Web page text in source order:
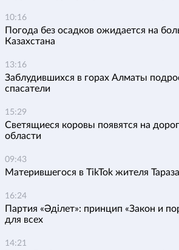
10:16
Погода без осадков ожидается на
Казахстана
13:16
Заблудившихся в горах Алматы
спасатели
15:29
Светящиеся коровы появятся на
области
09:43
Матерившегося в TikTok жителя
16:24
Партия «Әділет»: принцип «Закон и
для всех
14:21